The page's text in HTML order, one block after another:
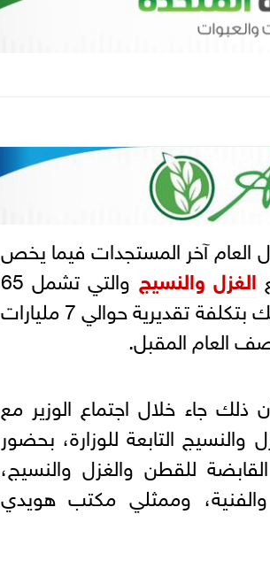
العام آخر المستجدات فيما يخص
الغزل والنسيج
والتي تشمل 65
مبنى ما بين إنشاءات جديدة وترميم، وذلك بتكلفة تقديرية حوالي 7 مليارات
العام المقبل.
ذلك جاء خلال اجتماع الوزير مع
والنسيج التابعة للوزارة، بحضور
للقطن والغزل والنسيج،
والفنية، وممثلي مكتب هويدي